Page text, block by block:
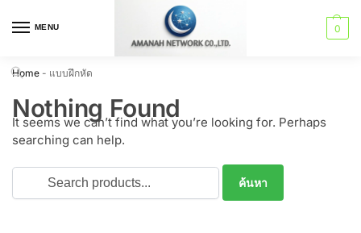
MENU 0
Home - แบบฝึกหัด
Nothing Found
It seems we can’t find what you’re looking for. Perhaps
searching can help.